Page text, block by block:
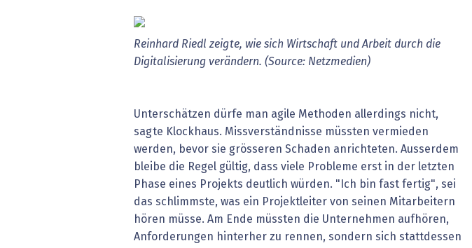
Reinhard Riedl zeigte, wie sich Wirtschaft und Arbeit durch die
Digitalisierung verändern. (Source: Netzmedien)
Unterschätzen dürfe man agile Methoden allerdings nicht,
sagte Klockhaus. Missverständnisse müssten vermieden
werden, bevor sie grösseren Schaden anrichteten. Ausserdem
bleibe die Regel gültig, dass viele Probleme erst in der letzten
Phase eines Projekts deutlich würden. "Ich bin fast fertig", sei
das schlimmste, was ein Projektleiter von seinen Mitarbeitern
hören müsse. Am Ende müssten die Unternehmen aufhören,
Anforderungen hinterher zu rennen, sondern sich stattdessen